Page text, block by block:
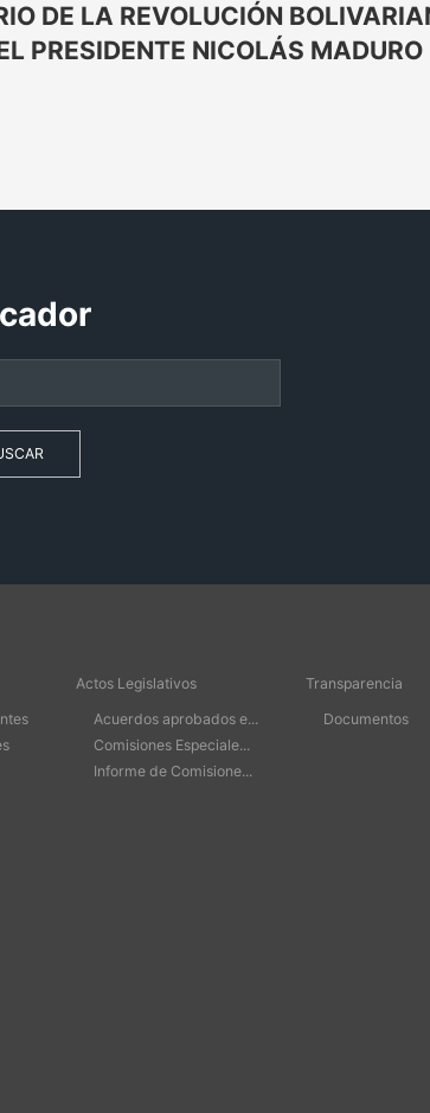
DE LA REVOLUCIÓN
PRESIDENTE NICOLÁS MADURO
Actos Legislativos
Acuerdos aprobados e...
Comisiones Especiale...
Informe de Comisione...
Transparencia
Documentos